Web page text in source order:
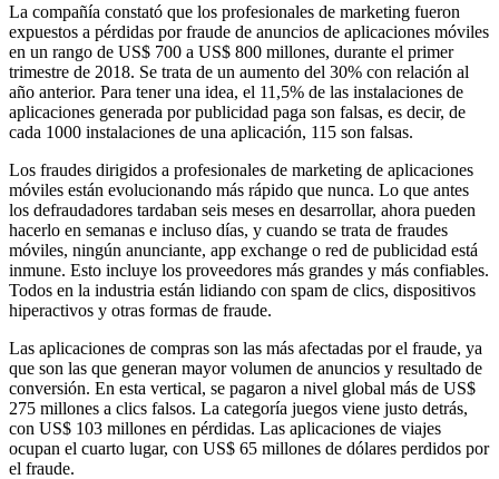
La compañía constató que los profesionales de marketing fueron
expuestos a pérdidas por fraude de anuncios de aplicaciones móviles
en un rango de US$ 700 a US$ 800 millones, durante el primer
trimestre de 2018. Se trata de un aumento del 30% con relación al
año anterior. Para tener una idea, el 11,5% de las instalaciones de
aplicaciones generada por publicidad paga son falsas, es decir, de
cada 1000 instalaciones de una aplicación, 115 son falsas.
Los fraudes dirigidos a profesionales de marketing de aplicaciones
móviles están evolucionando más rápido que nunca. Lo que antes
los defraudadores tardaban seis meses en desarrollar, ahora pueden
hacerlo en semanas e incluso días, y cuando se trata de fraudes
móviles, ningún anunciante, app exchange o red de publicidad está
inmune. Esto incluye los proveedores más grandes y más confiables.
Todos en la industria están lidiando con spam de clics, dispositivos
hiperactivos y otras formas de fraude.
Las aplicaciones de compras son las más afectadas por el fraude, ya
que son las que generan mayor volumen de anuncios y resultado de
conversión. En esta vertical, se pagaron a nivel global más de US$
275 millones a clics falsos. La categoría juegos viene justo detrás,
con US$ 103 millones en pérdidas. Las aplicaciones de viajes
ocupan el cuarto lugar, con US$ 65 millones de dólares perdidos por
el fraude.